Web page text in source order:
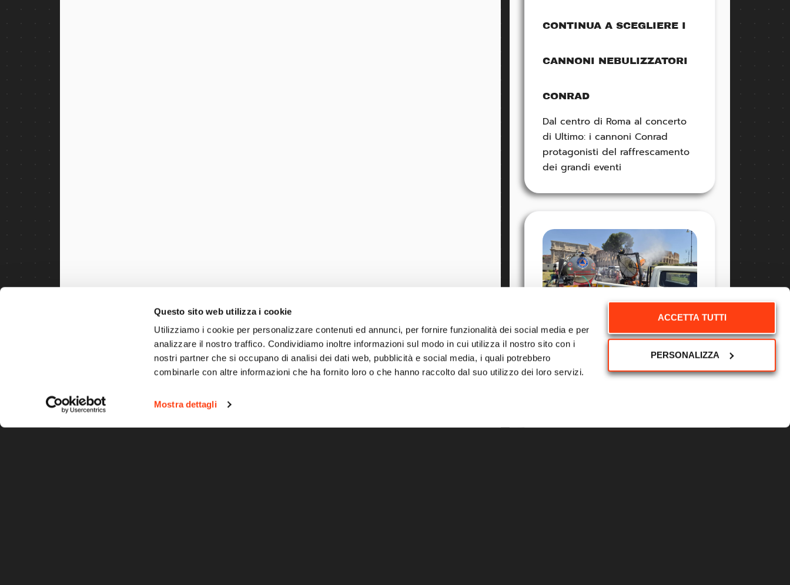
Questo sito web utilizza i cookie
Utilizziamo i cookie per personalizzare contenuti ed annunci, per fornire funzionalità dei social media e per
analizzare il nostro traffico. Condividiamo inoltre informazioni sul modo in cui utilizza il nostro sito con i
nostri partner che si occupano di analisi dei dati web, pubblicità e social media, i quali potrebbero
combinarle con altre informazioni che ha fornito loro o che hanno raccolto dal suo utilizzo dei loro servizi.
Mostra dettagli
ACCETTA TUTTI
PERSONALIZZA
CONTINUA A SCEGLIERE I
CANNONI NEBULIZZATORI
CONRAD
Dal centro di Roma al concerto
di Ultimo: i cannoni Conrad
protagonisti del raffrescamento
dei grandi eventi
CONRAD PHOENIX PLUS IN
AZIONE AI FORI IMPERIALI